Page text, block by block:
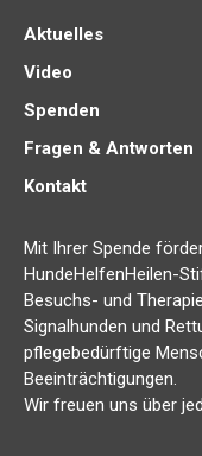
Aktuelles
Video
Spenden
Fragen & Antworten
Kontakt
Mit Ihrer Spende
HundeHelfenHeilen-
Besuchs- und
Signalhunden und
pflegebedürftige
Beeinträchtigungen.
Wir freuen uns über